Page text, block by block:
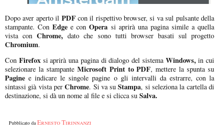
Dopo aver aperto il PDF con il rispettivo browser, si va sul pulsante della
stampante. ConEdgee conOpera si aprirà una pagina simile a quella
vista conChrome,dato che sono tutti browser basati sul progetto
Chromium.
Con Firefoxsi aprirà una pagina di dialogo del sistemaWindows,in cui
selezionare la stampante Microsoft Print to PDF, mettere la spunta su
Paginee indicare le singole pagine o gli intervalli da estrarre, con la
sintassi già vista perChrome. Si va suStampa, si seleziona la cartella di
destinazione, si dà un nome al file e si clicca su Salva.
Pubblicato daErnesto Tirinnanzi